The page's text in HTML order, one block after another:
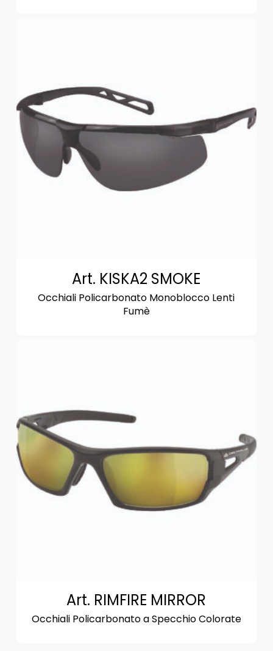
Art. KISKA2 SMOKE
Occhiali Policarbonato Monoblocco Lenti
Fumè
Art. RIMFIRE MIRROR
Occhiali Policarbonato a Specchio Colorate